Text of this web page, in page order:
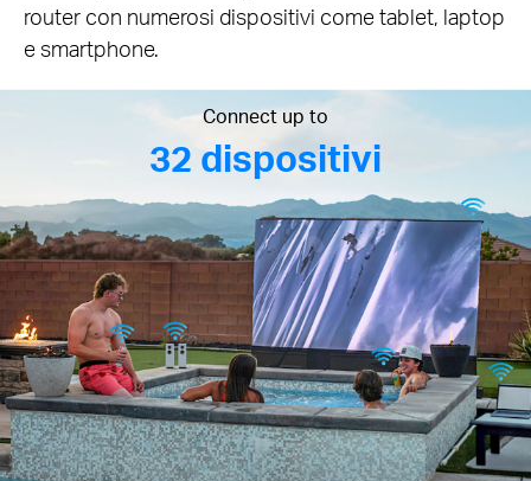
router con numerosi dispositivi come tablet, laptop
e smartphone.
Connect up to
32 dispositivi